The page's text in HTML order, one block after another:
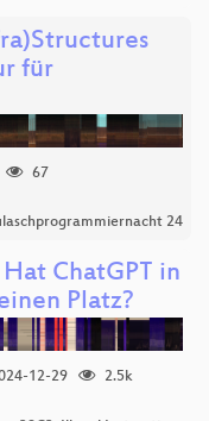
für
67
24
ChatGPT in
Platz?
12-29
2.5k